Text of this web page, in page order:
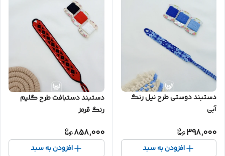
دستبند دوستی طرح نیل رنگ
آبی
398,000
افزودن به سبد
دستبند دستبافت طرح گلیم
رنگ قرمز
858,000
افزودن به سبد